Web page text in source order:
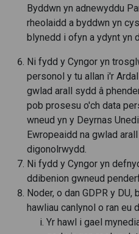
Byddwn yn adnewyddu
rheolaidd a byddwn yn
blynedd i ofyn a ydynt yn
Ni fydd y Cyngor yn
personol y tu allan i'r
gwlad arall sydd â
pob prosesu o'ch data
wneud yn y Deyrnas
Ewropeaidd na gwlad
digonolrwydd.
Ni fydd y Cyngor yn
ddibenion gwneud
Noder, o dan GDPR y
hawliau canlynol o ran eu
Yr hawl i gael